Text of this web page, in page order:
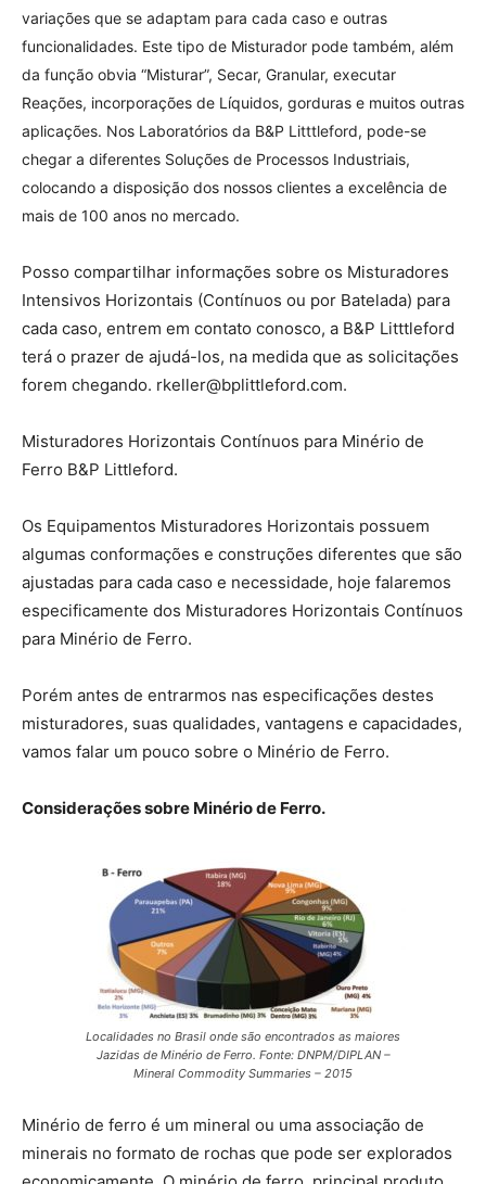
variações que se adaptam para cada caso e outras
funcionalidades. Este tipo de Misturador pode também, além
da função obvia “Misturar”, Secar, Granular, executar
Reações, incorporações de Líquidos, gorduras e muitos outras
aplicações. Nos Laboratórios da B&P Litttleford, pode-se
chegar a diferentes Soluções de Processos Industriais,
colocando a disposição dos nossos clientes a excelência de
mais de 100 anos no mercado.
Posso compartilhar informações sobre os Misturadores
Intensivos Horizontais (Contínuos ou por Batelada) para
cada caso, entrem em contato conosco, a B&P Litttleford
terá o prazer de ajudá-los, na medida que as solicitações
forem chegando. rkeller@bplittleford.com.
Misturadores Horizontais Contínuos para Minério de
Ferro B&P Littleford.
Os Equipamentos Misturadores Horizontais possuem
algumas conformações e construções diferentes que são
ajustadas para cada caso e necessidade, hoje falaremos
especificamente dos Misturadores Horizontais Contínuos
para Minério de Ferro.
Porém antes de entrarmos nas especificações destes
misturadores, suas qualidades, vantagens e capacidades,
vamos falar um pouco sobre o Minério de Ferro.
Considerações sobre Minério de Ferro.
Localidades no Brasil onde são encontrados as maiores
Jazidas de Minério de Ferro. Fonte: DNPM/DIPLAN –
Mineral Commodity Summaries – 2015
Minério de ferro é um mineral ou uma associação de
minerais no formato de rochas que pode ser explorados